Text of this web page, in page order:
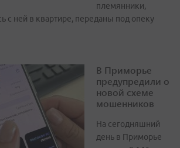
племянники,
с ней в квартире, переданы под опеку
В Приморье
предупредили о
новой схеме
мошенников
На сегодняшний
день в Приморье